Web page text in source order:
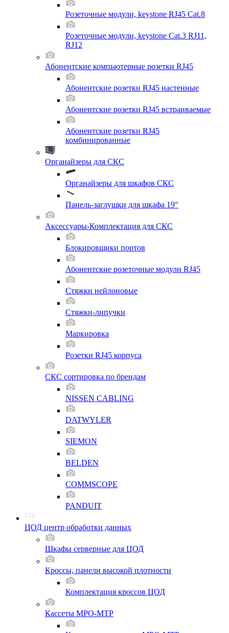
Розеточные модули, keystone RJ45 Cat.8
Розеточные модули, keystone Cat.3 RJ11,
RJ12
Абонентские компьютерные розетки RJ45
Абонентские розетки RJ45 настенные
Абонентские розетки RJ45 встраиваемые
Абонентские розетки RJ45
комбинированные
Органайзеры для СКС
Органайзеры для шкафов СКС
Панель-заглушки для шкафа 19"
Аксессуары-Комплектация для СКС
Блокировщики портов
Абонентские розеточные модули RJ45
Стяжки нейлоновые
Стяжки-липучки
Маркировка
Розетки RJ45 корпуса
СКС сортировка по брендам
NISSEN CABLING
DATWYLER
SIEMON
BELDEN
COMMSCOPE
PANDUIT
ЦОД центр обработки данных
Шкафы серверные для ЦОД
Кроссы, панели высокой плотности
Комплектация кроссов ЦОД
Кассеты MPO-MTP